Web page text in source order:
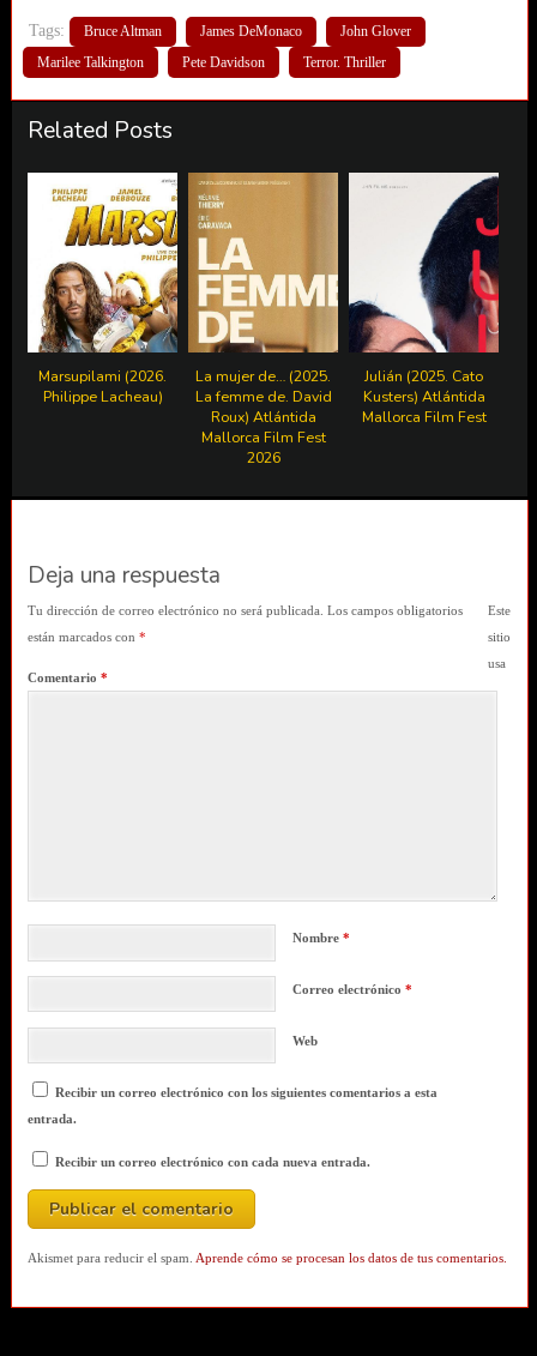
Tags: Bruce Altman James DeMonaco
John Glover
Marilee Talkington
Pete Davidson Terror. Thriller
Related Posts
Marsupilami (2026.
Philippe Lacheau)
La mujer de… (2025.
La femme de. David
Roux) Atlántida
Mallorca Film Fest
2026
Julián (2025. Cato
Kusters) Atlántida
Mallorca Film Fest
Deja una respuesta
Tu dirección de correo electrónico no será publicada. Los campos obligatorios
están marcados con *
Comentario *
Nombre *
Correo electrónico *
Web
Recibir un correo electrónico con los siguientes comentarios a esta
entrada.
Recibir un correo electrónico con cada nueva entrada.
Este
sitio
usa
Akismet para reducir el spam. Aprende cómo se procesan los datos de tus comentarios.